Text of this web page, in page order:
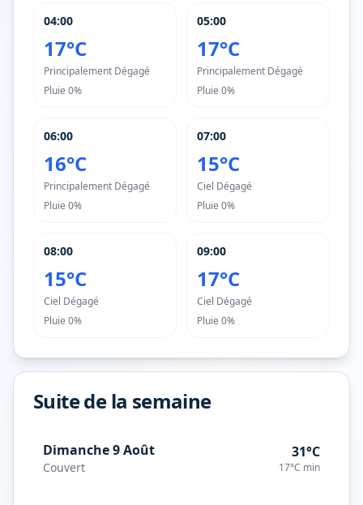
04:00
17°C
Principalement Dégagé
Pluie 0%
05:00
17°C
Principalement Dégagé
Pluie 0%
06:00
16°C
Principalement Dégagé
Pluie 0%
07:00
15°C
Ciel Dégagé
Pluie 0%
08:00
15°C
Ciel Dégagé
Pluie 0%
09:00
17°C
Ciel Dégagé
Pluie 0%
Suite de la semaine
Dimanche 9 Août
Couvert
31°C
17°C min